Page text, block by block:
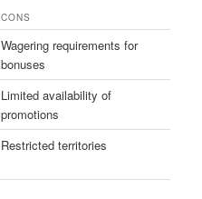
CONS
Wagering requirements for
bonuses
Limited availability of
promotions
Restricted territories